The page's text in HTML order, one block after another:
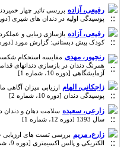
رفیعی، آزاده
بررسی تاثیر چهار
پوسیدگی اولیه در دندان های شیری [دوره 17، شماره 2]
رفیعی، آزاده
کودک پیش دبستانی: گزارش مورد [دوره 15، شماره 1]
رنجپور، مهدی مقایسه استحکام شکست و
همرنگ دندان در بازسازی دندانهای
آزمایشگاهی [دوره 10، شماره 1]
زاجکانی، الهام
پوسیدگی دندان [دوره 10، شماره 2]
زارعی، سعیده سلامت دهان و دندان
سال 1393 [دوره 12، شماره 1]
زارع، مریم بررسی تست های ارزیابی
الکتریکی و پالس اکسیمتری [دوره 9، شماره 2]